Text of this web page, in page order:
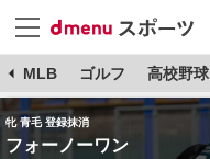
MLB ゴルフ 高校野球
牝 青毛 登録抹消
フォーノーワン